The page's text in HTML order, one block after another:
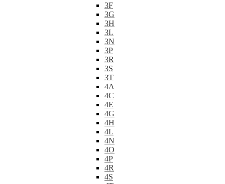
3F
3G
3H
3L
3N
3P
3R
3S
3T
4A
4C
4E
4G
4H
4L
4N
4O
4P
4R
4S